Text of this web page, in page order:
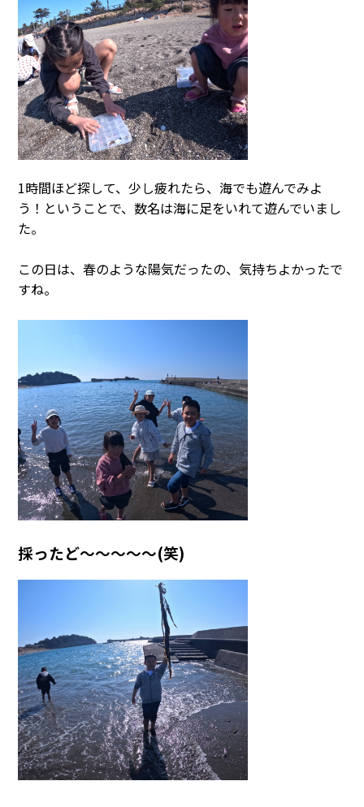
1時間ほど探して、少し疲れたら、海でも遊んでみよ
う！ということで、数名は海に足をいれて遊んでいまし
た。
この日は、春のような陽気だったの、気持ちよかったで
すね。
採ったど～～～～～(笑)